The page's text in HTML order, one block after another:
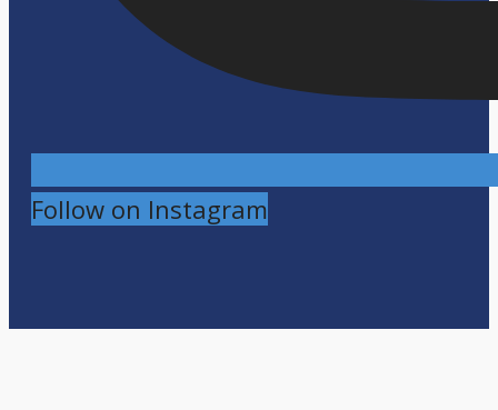
Follow on Instagram